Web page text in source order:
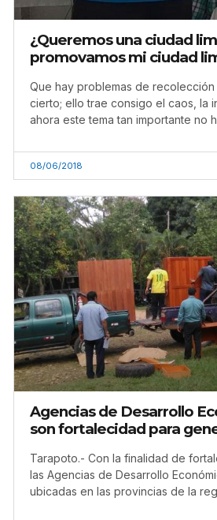
¿Queremos una ciudad
promovamos mi ciudad
Que hay problemas de
cierto; ello trae consigo el caos, la
ahora este tema tan importante no
08/06/2018
Agencias de Desarrollo
son fortalecidad para
Tarapoto.- Con la finalidad de
las Agencias de Desarrollo
ubicadas en las provincias de la